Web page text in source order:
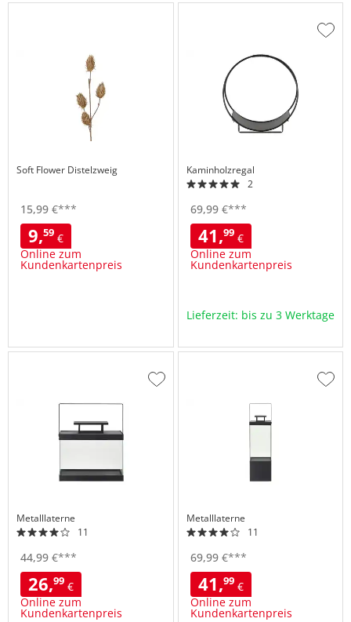
Soft Flower Distelzweig
15,99 €***
9,59 €
Online zum
Kundenkartenpreis
Kaminholzregal
2
69,99€***
41,99€
Online zum
Kundenkartenpreis
Zur
Lieferzeit: bis zu 3 Werktage
Metalllaterne
11
44,99 €***
26,99 €
Online zum
Kundenkartenpreis
Zur
Metalllaterne
11
69,99€***
41,99€
Online zum
Kundenkartenpreis
Zur